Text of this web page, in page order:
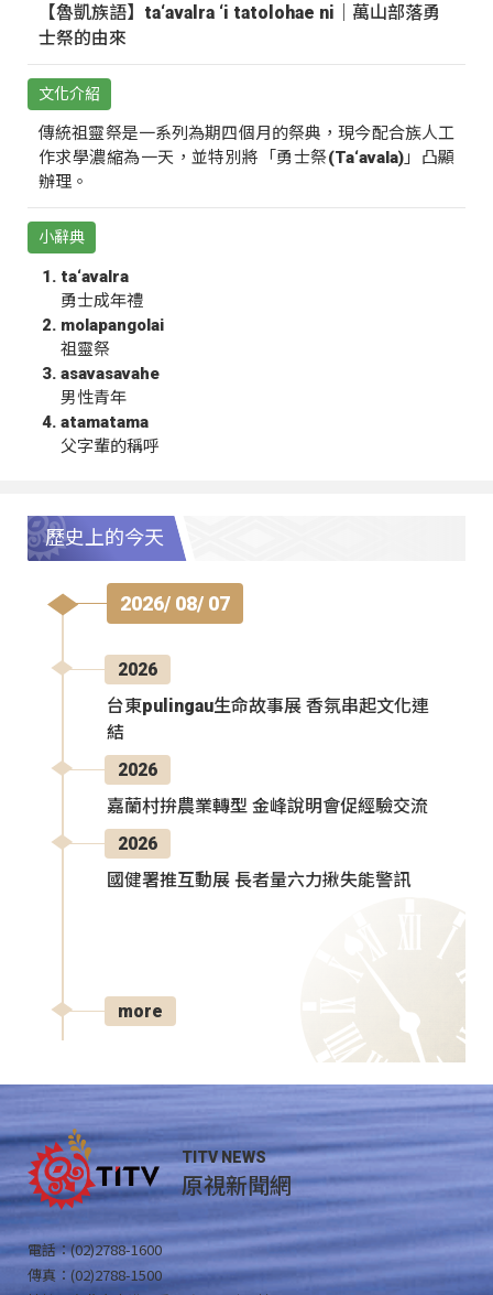
【魯凱族語】ta‘avalra ‘i tatolohae ni｜萬山部落勇
士祭的由來
文化介紹
傳統祖靈祭是一系列為期四個月的祭典，現今配合族人工
作求學濃縮為一天，並特別將「勇士祭(Ta‘avala)」凸顯
辦理。
小辭典
ta‘avalra
勇士成年禮
molapangolai
祖靈祭
asavasavahe
男性青年
atamatama
父字輩的稱呼
歷史上的今天
2026/ 08/ 07
2026
台東pulingau生命故事展 香氛串起文化連
結
2026
嘉蘭村拚農業轉型 金峰說明會促經驗交流
2026
國健署推互動展 長者量六力揪失能警訊
more
TITV NEWS
原視新聞網
電話：(02)2788-1600
傳真：(02)2788-1500